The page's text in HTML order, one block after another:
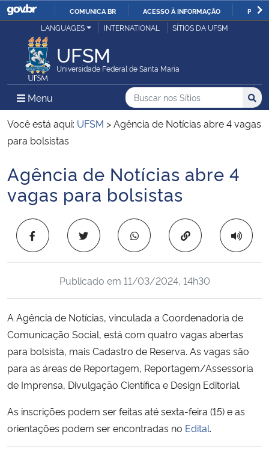
IR
COMUNICA BR ACESSO À INFORMAÇÃO
Ministério da Justiça e Segurança Pública
Ministério da Defesa
Ministério das Relações Exteriores
Ministério da Infraestrutura
Ministério da Educação
Ministério da Cidadania
Ministério de Minas e Energia
Ministério da Ciência, Tecnologia, Inovações e Comunicações
Ministério do Meio Ambiente
LANGUAGES INTERNATIONAL SÍTIOS DA UFSM
UFSM
Universidade Federal de Santa Maria
Menu Menu Principal do Sítio
Busca
Buscar no nos Sítios
Busca:
Você está aqui: UFSM >Agência de Notícias abre 4 vagas
para bolsistas
Início do conteúdo
Agência de Notícias abre 4
vagas para bolsistas
Copiar para área
Publicado em 11/03/2024, 14h30
A Agência de Notícias, vinculada a Coordenadoria de
Comunicação Social, está com quatro vagas abertas
para bolsista, mais Cadastro de Reserva. As vagas são
para as áreas de Reportagem, Reportagem/Assessoria
de Imprensa, Divulgação Científica e Design Editorial.
As inscrições podem ser feitas até sexta-feira (15) e as
orientações podem ser encontradas no Edital.